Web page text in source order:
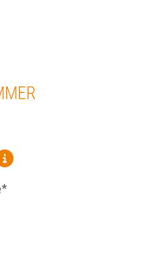
Mehr Informationen zum